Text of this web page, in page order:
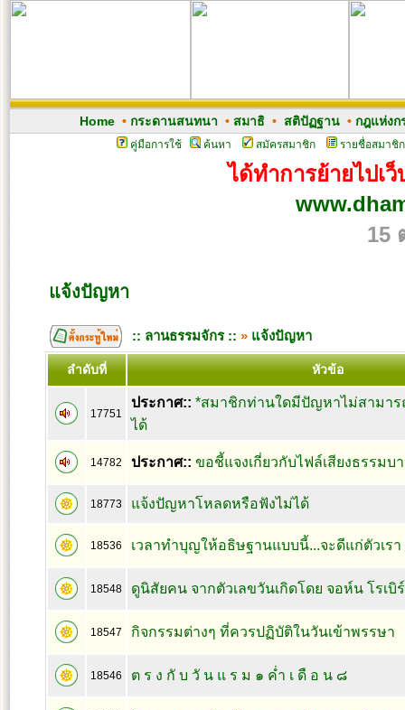
Home• กระดานสนทนา • สมาธิ• สติปัฏฐาน• กฎแห่งก
คู่มือการใช้ ค้นหา สมัครสมาชิก รายชื่อสมาชิก
ได้ทำการย้ายไปเ
15
แจ้งปัญหา
:: ลานธรรมจักร :: » แจ้งปัญหา
ลำดับที่ หัวข้อ
17751
ประกาศ:: *สมาชิกท่านใดมีปัญหาไม่สามาร
ได้
14782 ประกาศ:: ขอชี้แจงเกี่ยวกับไฟล์เสียงธรรมบ
18773 แจ้งปัญหาโหลดหรือฟังไม่ได้
18536 เวลาทำบุญให้อธิษฐานแบบนี้...จะดีแก่ตัวเรา
18548 ดูนิสัยคน จากตัวเลขวันเกิดโดย จอห์น โรเบิ
18547 กิจกรรมต่างๆ ที่ควรปฏิบัติในวันเข้าพรรษา
18546 ต ร ง กั บ วั น แ ร ม ๑ ค่ำ เ ดื อ น ๘